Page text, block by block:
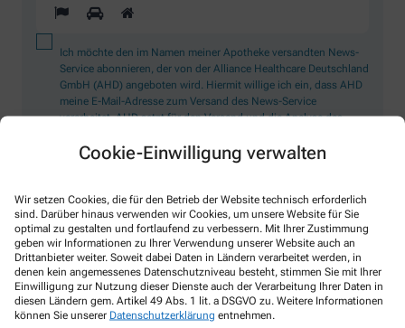
Cookie-Einwilligung verwalten
Wir setzen Cookies, die für den Betrieb der Website technisch erforderlich
sind. Darüber hinaus verwenden wir Cookies, um unsere Website für Sie
optimal zu gestalten und fortlaufend zu verbessern. Mit Ihrer Zustimmung
geben wir Informationen zu Ihrer Verwendung unserer Website auch an
Drittanbieter weiter. Soweit dabei Daten in Ländern verarbeitet werden, in
denen kein angemessenes Datenschutzniveau besteht, stimmen Sie mit Ihrer
Einwilligung zur Nutzung dieser Dienste auch der Verarbeitung Ihrer Daten in
diesen Ländern gem. Artikel 49 Abs. 1 lit. a DSGVO zu. Weitere Informationen
können Sie unserer Datenschutzerklärung entnehmen.
Ich möchte den im Namen meiner Apotheke versandten News-
Service abonnieren, der von der Alliance Healthcare Deutschland
GmbH (AHD) angeboten wird. Hiermit willige ich ein, dass AHD
meine E-Mail-Adresse zum Versand des News-Service
verarbeitet. AHD setzt für den Versand und die Analyse des
kann jederzeit für die Zukunft widerrufen werden (z.B. über den
Abmelde-Link in jedem Newsletter). Die sonstigen
Datenverarbeitung finden sich in derDatenschutzerklärung
* Coupon-Bedingungen: Einmalig einlösbar bis zum
31.12.2026. Mindestbestellwert: 50,00 €. Gültig auf das
gesamte Sortiment, ausgeschlossen rezeptpflichtige Produkte.